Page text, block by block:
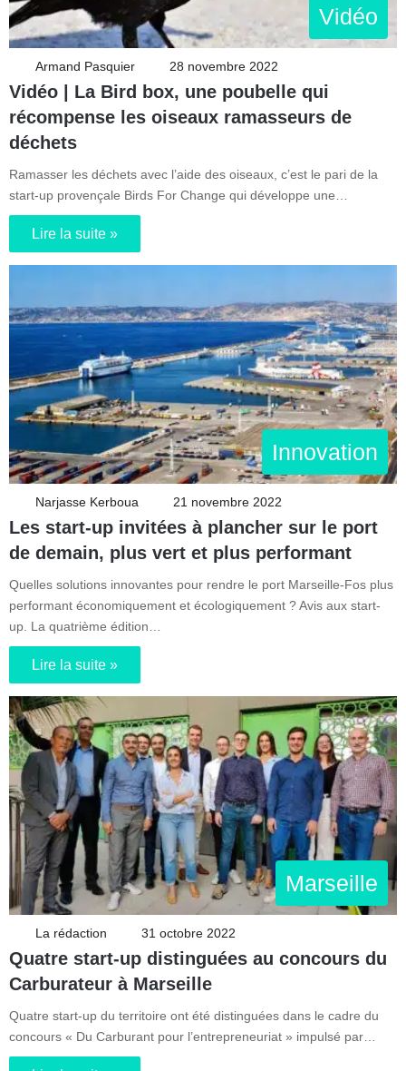
Vidéo
Armand Pasquier 28 novembre 2022
Vidéo | La Bird box, une poubelle qui
récompense les oiseaux ramasseurs de
déchets
Ramasser les déchets avec l’aide des oiseaux, c’est le pari de la
start-up provençale Birds For Change qui développe une…
Lire la suite »
Innovation
Narjasse Kerboua 21 novembre 2022
Les start-up invitées à plancher sur le port
de demain, plus vert et plus performant
Quelles solutions innovantes pour rendre le port Marseille-Fos plus
performant économiquement et écologiquement ? Avis aux start-
up. La quatrième édition…
Lire la suite »
Marseille
La rédaction 31 octobre 2022
Quatre start-up distinguées au concours du
Carburateur à Marseille
Quatre start-up du territoire ont été distinguées dans le cadre du
concours « Du Carburant pour l’entrepreneuriat » impulsé par…